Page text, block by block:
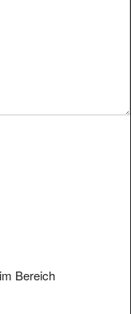
Bereich